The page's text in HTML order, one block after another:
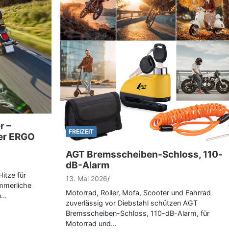
–
ERGO
für
FREIZEIT
AGT Bremsscheiben-Schloss, 110-
dB-Alarm
13. Mai 2026
Motorrad, Roller, Mofa, Scooter und Fahrrad
zuverlässig vor Diebstahl schützen AGT
Bremsscheiben-Schloss, 110-dB-Alarm, für
Motorrad und…